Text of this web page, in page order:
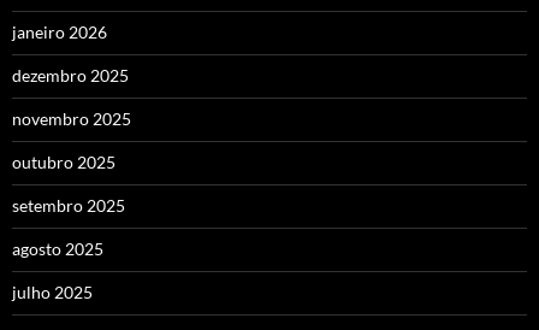
janeiro 2026
dezembro 2025
novembro 2025
outubro 2025
setembro 2025
agosto 2025
julho 2025